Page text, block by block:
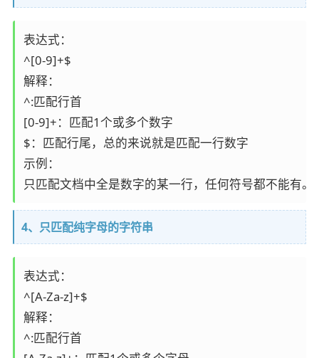
表达式：
^[0-9]+$
解释：
^:匹配行首
[0-9]+：匹配1个或多个数字
$：匹配行尾，总的来说就是匹配一行数字
示例：
只匹配文档中全是数字的某一行，任何符号都不能有。
4、只匹配纯字母的字符串
表达式：
^[A-Za-z]+$
解释：
^:匹配行首